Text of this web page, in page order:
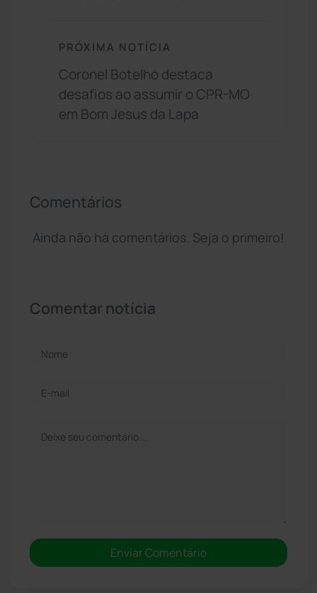
PRÓXIMA NOTÍCIA
Coronel Botelho destaca
desafios ao assumir o CPR-MO
em Bom Jesus da Lapa
Comentários
Ainda não há comentários. Seja o primeiro!
Comentar notícia